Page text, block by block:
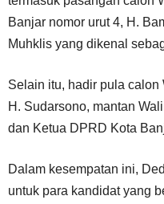
Banjar nomor urut 4, H.
Muhklis yang dikenal
Selain itu, hadir pula calon
H. Sudarsono, mantan
dan Ketua DPRD Kota
Dalam kesempatan ini,
untuk para kandidat yang